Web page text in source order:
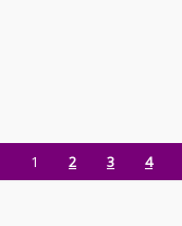
1 2 3 4